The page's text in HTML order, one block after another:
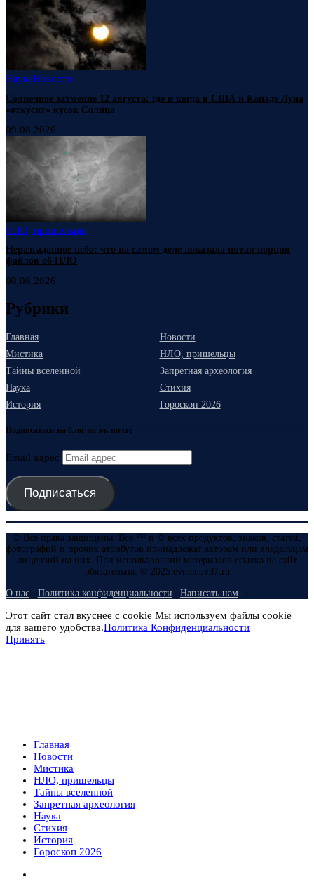
НаукаНовости
Солнечное затмение 12 августа: где и когда в США и Канаде Луна
«откусит» кусок Солнца
09.08.2026
НЛО, пришельцы
Неразгаданное небо: что на самом деле показала пятая порция
файлов об НЛО
08.08.2026
Рубрики
Главная
Новости
Мистика
НЛО, пришельцы
Тайны вселенной
Запретная археология
Наука
Стихия
История
Гороскоп 2026
Подписаться на блог по эл. почте
Email адрес
Подписаться
© Все права защищены. Все ™ и © всех продуктов, знаков, статей,
фотографий и прочих атрибутов принадлежат авторам или владельцам
лицензий на них. При использовании материалов ссылка на сайт
обязательна. © 2025 evmenov37.ru
О нас Политика конфиденциальности Написать нам
Этот сайт стал вкуснее с cookie Мы используем файлы cookie
для вашего удобства.Политика Конфиденциальности
Принять
Главная
Новости
Мистика
НЛО, пришельцы
Тайны вселенной
Запретная археология
Наука
Стихия
История
Гороскоп 2026